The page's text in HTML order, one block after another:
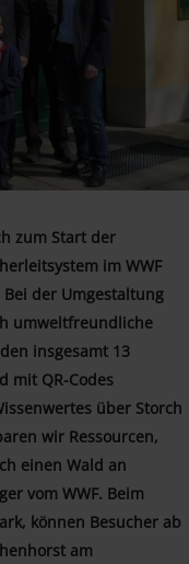
zum Start der
im WWF
der Umgestaltung
umweltfreundliche
insgesamt 13
mit QR-Codes
über Storch
wir Ressourcen,
einen Wald an
vom WWF. Beim
können Besucher ab
am